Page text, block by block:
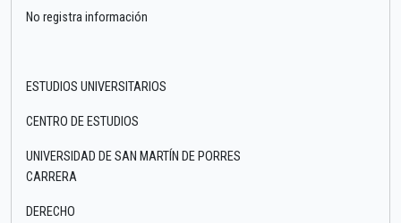
No registra información
ESTUDIOS UNIVERSITARIOS
CENTRO DE ESTUDIOS
UNIVERSIDAD DE SAN MARTÍN DE PORRES
CARRERA
DERECHO